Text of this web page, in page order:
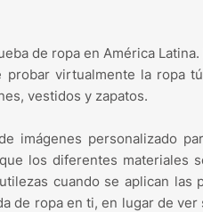
de ropa en América
virtualmente la ropa
vestidos y zapatos.
imágenes personalizado
los diferentes materiales
cuando se aplican
de ropa en ti, en lugar de